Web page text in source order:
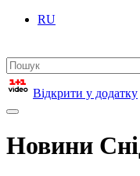
RU
Відкрити у додатку
Новини